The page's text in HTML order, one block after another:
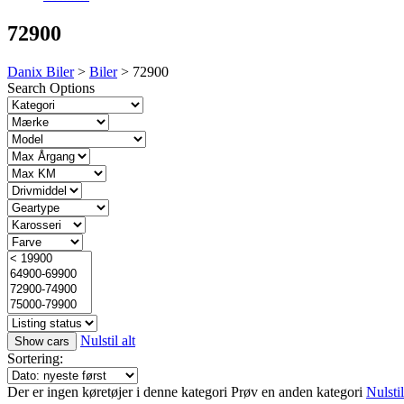
72900
Danix Biler> Biler> 72900
Search Options
Nulstil alt
Sortering:
Der er ingen køretøjer i denne kategori Prøv en anden kategori